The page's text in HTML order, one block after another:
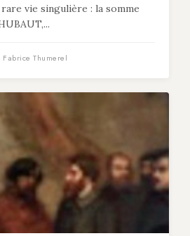
vie singulière : la somme
Thumerel